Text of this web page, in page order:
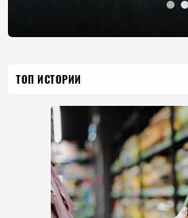
ТОП ИСТОРИИ